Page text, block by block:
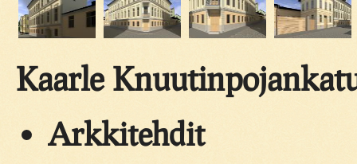
Kaarle
Arkkitehdit